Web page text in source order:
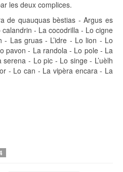
les deux complices.
de quauquas bèstias - Argus es
calandrin - La cocodrilla - Lo cigne
- Las gruas - L’idre - Lo lion - Lo
pavon - La randola - Lo pole - La
- Lo pic - Lo singe - L’uèlh
- Lo can - La vipèra encara - La